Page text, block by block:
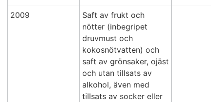
läskedrycker
1.4.2026
2009
Saft av frukt och
nötter (inbegripet
druvmust och
kokosnötvatten) och
saft av grönsaker, ojäst
och utan tillsats av
alkohol, även med
tillsats av socker eller